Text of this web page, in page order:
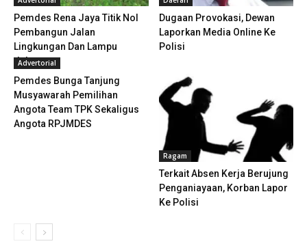
Pemdes Rena Jaya Titik Nol
Pembangun Jalan
Lingkungan Dan Lampu
Jalan...
Dugaan Provokasi, Dewan
Laporkan Media Online Ke
Polisi
Advertorial
Pemdes Bunga Tanjung
Musyawarah Pemilihan
Angota Team TPK Sekaligus
Angota RPJMDES
Ragam
Terkait Absen Kerja Berujung
Penganiayaan, Korban Lapor
Ke Polisi